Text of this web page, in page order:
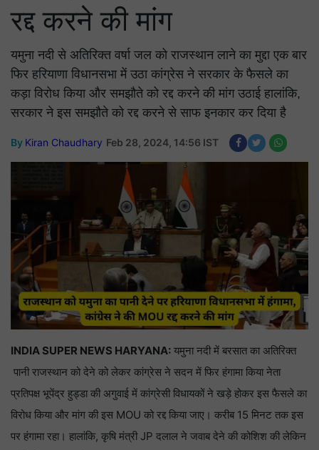
रद्द करने की मांग
यमुना नदी से अतिरिक्त वर्षा जल को राजस्थान लाने का मुद्दा एक बार
फिर हरियाणा विधानसभा में उठा कांग्रेस ने सरकार के फैसले का
कड़ा विरोध किया और समझौते को रद्द करने की मांग उठाई हालांकि,
सरकार ने इस समझौते को रद्द करने से साफ इनकार कर दिया है
By Kiran Chaudhary Feb 28, 2024, 14:56 IST
INDIA SUPER NEWS HARYANA: यमुना नदी में बरसात का अतिरिक्त
पानी राजस्थान को देने को लेकर कांग्रेस ने सदन में फिर हंगामा किया नेता
प्रतिपक्ष भूपेंद्र हुड्डा की अगुवाई में कांग्रेसी विधायकों ने खड़े होकर इस फैसले का
विरोध किया और मांग की इस MOU को रद्द किया जाए। करीब 15 मिनट तक इस
पर हंगामा रहा। हालांकि, कृषि मंत्री JP दलाल ने जवाब देने की कोशिश की लेकिन